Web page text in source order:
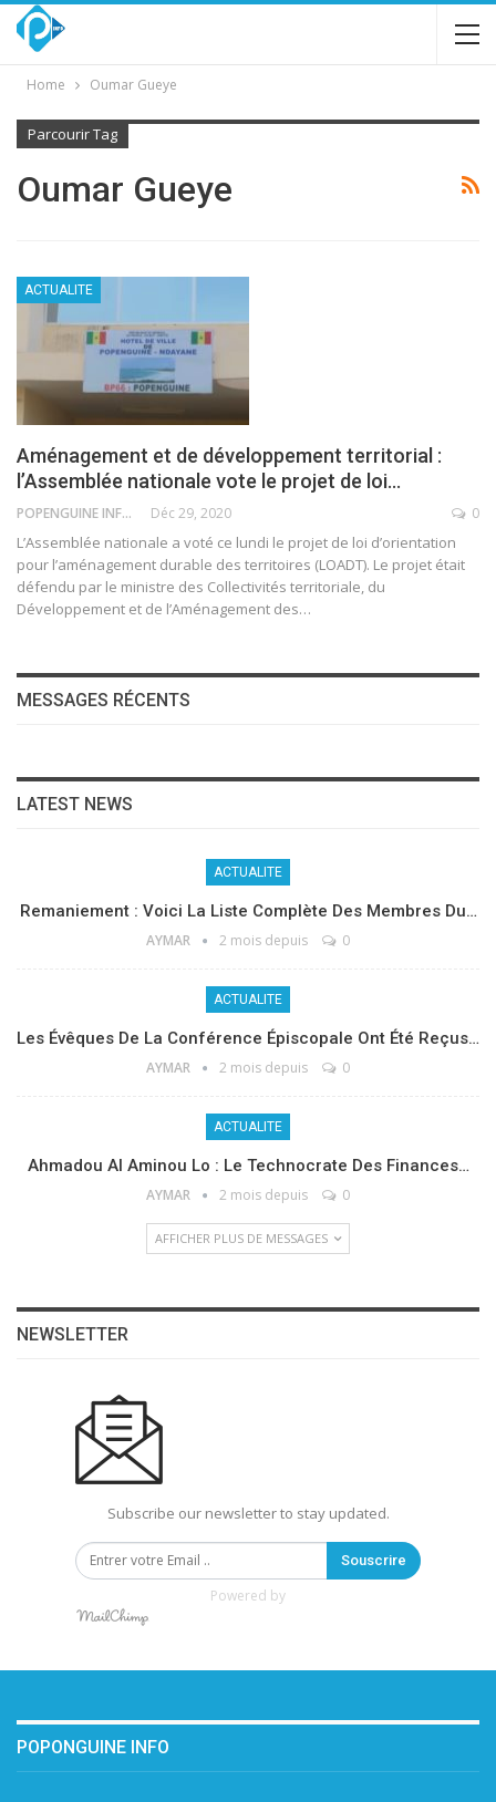
Home Oumar Gueye
Parcourir Tag
Oumar Gueye
ACTUALITE
Aménagement et de développement territorial :
l’Assemblée nationale vote le projet de loi…
POPENGUINE INFO Déc 29, 2020 0
L’Assemblée nationale a voté ce lundi le projet de loi d’orientation
pour l’aménagement durable des territoires (LOADT). Le projet était
défendu par le ministre des Collectivités territoriale, du
Développement et de l’Aménagement des…
MESSAGES RÉCENTS
LATEST NEWS
ACTUALITE
Remaniement : Voici La Liste Complète Des Membres Du…
AYMAR 2 mois depuis 0
ACTUALITE
Les Évêques De La Conférence Épiscopale Ont Été Reçus…
AYMAR 2 mois depuis 0
ACTUALITE
Ahmadou Al Aminou Lo : Le Technocrate Des Finances…
AYMAR 2 mois depuis 0
AFFICHER PLUS DE MESSAGES
NEWSLETTER
Subscribe our newsletter to stay updated.
Souscrire
Powered by
POPONGUINE INFO